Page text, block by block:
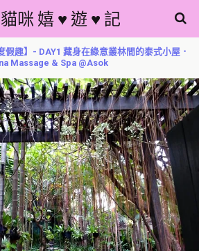
咪 嬉 ♥ 遊 ♥ 記
趣】- DAY1 藏身在綠意叢林間的泰式小屋．
Massage & Spa @Asok